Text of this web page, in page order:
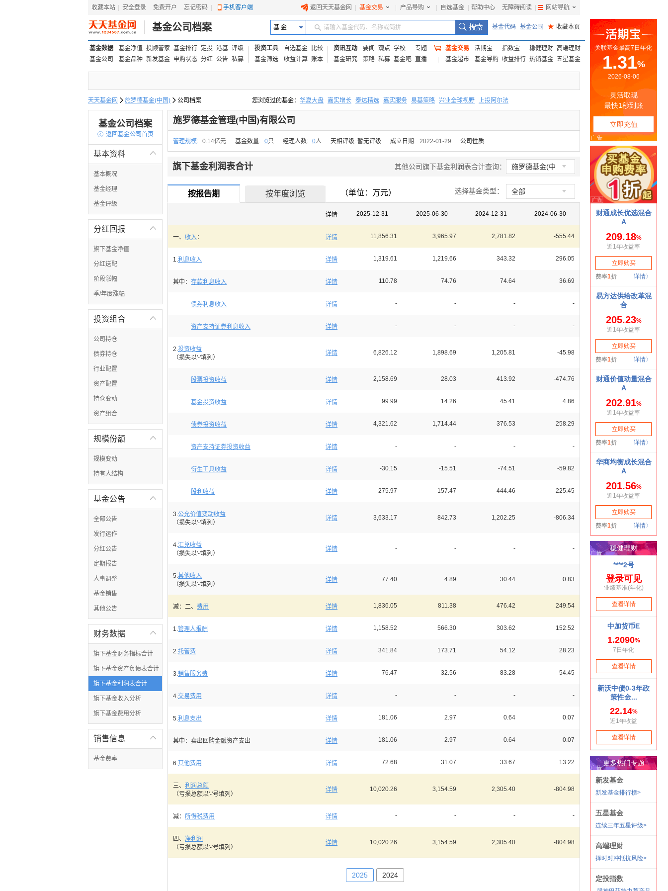
收藏本站 安全登录 免费开户 忘记密码 手机客户端 返回天天基金网 基金交易 产品导购 自选基金 帮助中心 无障碍阅读 网站导航
基金公司档案 基 金 请输入基金代码、名称或简拼 基金代码 基金公司 ★ 收藏本页
基金数据 基金净值 投顾管家 基金排行 定投 港基 评级
基金公司
基金品种 新发基金 申购状态 分红 公告 私募
投资工具 自选基金
比较
基金筛选
收益计算 账本
资讯互动 要闻 观点 学校
专题
基金研究
策略 私募 基金吧 直播
基金交易 活期宝 指数宝 稳健理财 高端理财
基金超市
基金导购 收益排行 热销基金 五星基金
天天基金网  施罗德基金(中国)  公司档案 您浏览过的基金： 华夏大盘 嘉实增长 泰达精选 嘉实服务 易基策略 兴业全球视野 上投阿尔法
易方达上证中盘ETF联接A
基金公司档案
 返回基金公司首页

基本资料
基本概况
基金经理
基金评级

分红回报
旗下基金净值
分红送配
阶段涨幅
季/年度涨幅

投资组合
公司持仓
债券持仓
行业配置
资产配置
持仓变动
资产组合

规模份额
规模变动
持有人结构

基金公告
全部公告
发行运作
分红公告
定期报告
人事调整
基金销售
其他公告

财务数据
旗下基金财务指标合计
旗下基金资产负债表合计
旗下基金利润表合计
旗下基金收入分析
旗下基金费用分析

销售信息
基金费率
施罗德基金管理(中国)有限公司
管理规模: 0.14亿元 基金数量: 0只 经理人数: 0人 天相评级: 暂无评级 成立日期: 2022-01-29 公司性质:
旗下基金利润表合计 其他公司旗下基金利润表合计查询：
施罗德基金(中

按报告期 按年度浏览 （单位：万元） 选择基金类型： 全部 
详情 2025-12-31 2025-06-30 2024-12-31 2024-06-30
一、 收入： 详情 11,856.31 3,965.97 2,781.82 -555.44
1.利息收入 详情 1,319.61 1,219.66 343.32 296.05
其中： 存款利息收入 详情 110.78 74.76 74.64 36.69
债券利息收入 详情 - - - -
资产支持证券利息收入 详情 - - - -
2.投资收益
（损失以'-'填列）
详情 6,826.12 1,898.69 1,205.81 -45.98
股票投资收益 详情 2,158.69 28.03 413.92 -474.76
基金投资收益 详情 99.99 14.26 45.41 4.86
债券投资收益 详情 4,321.62 1,714.44 376.53 258.29
资产支持证券投资收益 详情 - - - -
衍生工具收益 详情 -30.15 -15.51 -74.51 -59.82
股利收益 详情 275.97 157.47 444.46 225.45
3.公允价值变动收益
（损失以'-'填列）
详情 3,633.17 842.73 1,202.25 -806.34
4.汇兑收益
（损失以'-'填列）
详情 - - - -
5.其他收入
（损失以'-'填列）
详情 77.40 4.89 30.44 0.83
减：二、 费用 详情 1,836.05 811.38 476.42 249.54
1.管理人报酬 详情 1,158.52 566.30 303.62 152.52
2.托管费 详情 341.84 173.71 54.12 28.23
3.销售服务费 详情 76.47 32.56 83.28 54.45
4.交易费用 详情 - - - -
5.利息支出 详情 181.06 2.97 0.64 0.07
其中：卖出回购金融资产支出 详情 181.06 2.97 0.64 0.07
6.其他费用 详情 72.68 31.07 33.67 13.22
三、 利润总额
（亏损总额以'-'号填列）
详情 10,020.26 3,154.59 2,305.40 -804.98
减： 所得税费用 详情 - - - -
四、 净利润
（亏损总额以'-'号填列）
详情 10,020.26 3,154.59 2,305.40 -804.98
2025 2024